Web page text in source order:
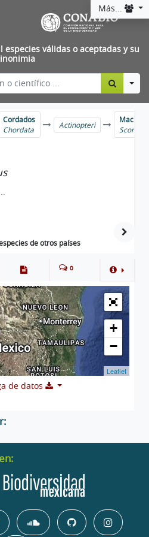
Más...
especies válidas o aceptadas y su
Cordados
Chordata
Actinopteri
de otros países
0
+
−
Leaflet
de datos